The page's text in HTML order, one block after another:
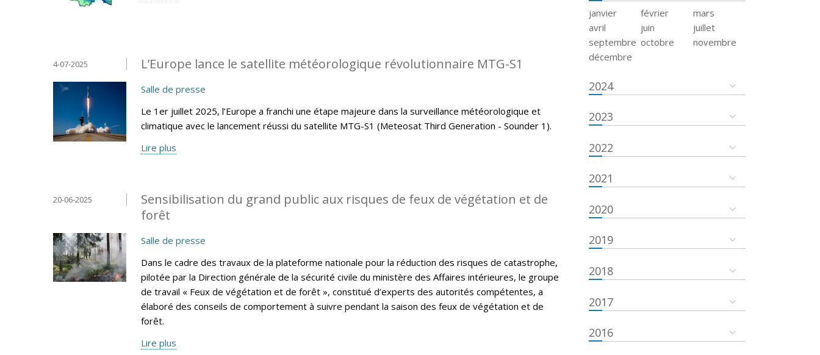
L’Europe lance le satellite météorologique révolutionnaire MTG-S1
4-07-2025
Salle de presse
Le 1er juillet 2025, l’Europe a franchi une étape majeure dans la surveillance météorologique et
climatique avec le lancement réussi du satellite MTG-S1 (Meteosat Third Generation - Sounder 1).
Lire plus
Sensibilisation du grand public aux risques de feux de végétation et de
forêt
20-06-2025
Salle de presse
Dans le cadre des travaux de la plateforme nationale pour la réduction des risques de catastrophe,
pilotée par la Direction générale de la sécurité civile du ministère des Affaires intérieures, le groupe
de travail « Feux de végétation et de forêt », constitué d’experts des autorités compétentes, a
élaboré des conseils de comportement à suivre pendant la saison des feux de végétation et de
forêt.
Lire plus
janvier février
mars
avril
juin
juillet
septembre octobre
novembre
décembre
2024
2023
2022
2021
2020
2019
2018
2017
2016